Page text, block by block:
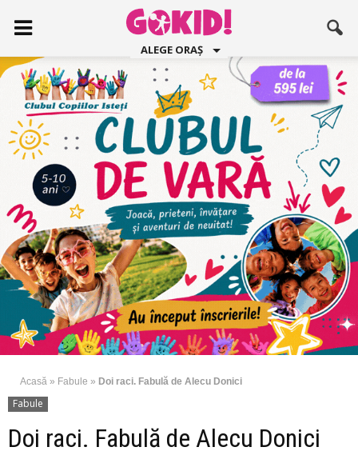
ALEGE ORAȘ
Acasă » Fabule » Doi raci. Fabulă de Alecu Donici
Fabule
Doi raci. Fabulă de Alecu Donici